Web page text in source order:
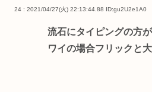
24 : 2021/04/27(火) 22:13:44.88 ID:gu2U2e1A0
流石にタイピングの方
ワイの場合フリックと